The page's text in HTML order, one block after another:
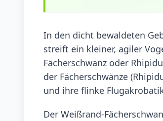
In den dicht bewaldeten
streift ein kleiner, agiler
Fächerschwanz oder
der Fächerschwänze
und ihre flinke
Der Weißrand-